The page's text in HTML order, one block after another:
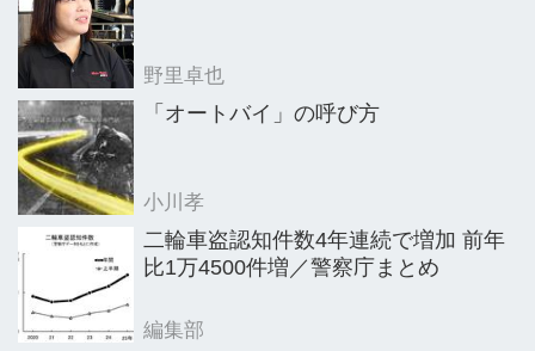
野里卓也
「オートバイ」の呼び方
小川孝
二輪車盗認知件数4年連続で増加 前年
比1万4500件増／警察庁まとめ
編集部